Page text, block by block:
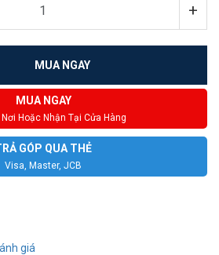
+
MUA NGAY
MUA NGAY
Hoặc Nhận Tại Cửa Hàng
GÓP QUA THẺ
Visa, Master, JCB
giá